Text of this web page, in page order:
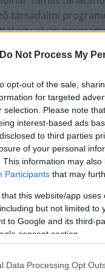
Do Not Process My
opt-out of the sale,
for targeted
selection. Please note
interest-based ads
to third parties
of your personal
This information may
Participants that may
that this website/app
but not limited to
to Google and its third-
consent section.
Data Processing Opt
társadalmi
egy olyan
fognak találkozni